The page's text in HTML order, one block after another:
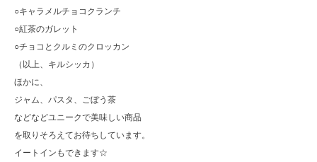
○キャラメルチョコクランチ
○紅茶のガレット
○チョコとクルミのクロッカン
（以上、キルシッカ）
ほかに、
ジャム、パスタ、ごぼう茶
などなどユニークで美味しい商品
を取りそろえてお待ちしています。
イートインもできます☆